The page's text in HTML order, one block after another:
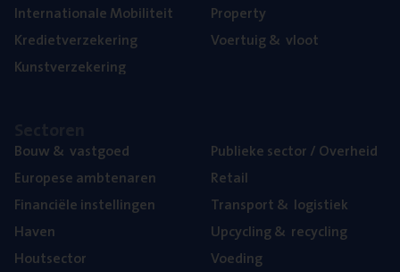
Inter­na­ti­o­na­le Mobiliteit
Kre­diet­ver­ze­ke­ring
Kunst­ver­ze­ke­ring
Pro­per­ty
Voer­tuig& vloot
Bouw& vastgoed
Euro­pe­se ambtenaren
Finan­ci­ë­le instellingen
Haven
Hout­sec­tor
Publie­ke sec­tor / Overheid
Retail
Trans­port& logistiek
Upcy­cling& recycling
Voe­ding